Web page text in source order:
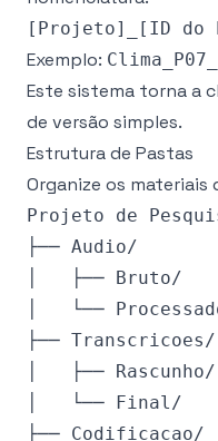
Exemplo:
Este sistema torna a
de versão simples.
Estrutura de Pastas
Organize os materiais
Projeto de
├── Audio/
│   ├── Bruto/
│   └──
├── Transcricoes/
│   ├── Rascunho/
│   └── Final/
├── Codificacao/